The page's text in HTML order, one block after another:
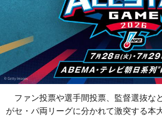
ファン投票や選手間投票、監督選抜な
がセ・パ両リーグに分かれて激突する本